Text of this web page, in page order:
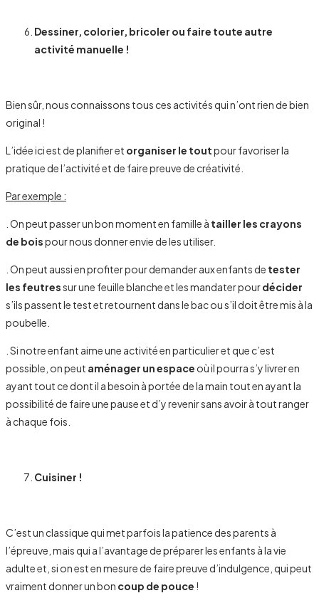
Dessiner, colorier, bricoler ou faire toute autre
activité manuelle !
Bien sûr, nous connaissons tous ces activités qui n’ont rien de bien
original !
L’idée ici est de planifier et organiser le toutpour favoriser la
pratique de l’activité et de faire preuve de créativité.
Par exemple :
. On peut passer un bon moment en famille à tailler les crayons
de boispour nous donner envie de les utiliser.
. On peut aussi en profiter pour demander aux enfants de tester
les feutressur une feuille blanche et les mandater pourdécider
s’ils passent le test et retournent dans le bac ou s’il doit être mis à la
poubelle.
. Si notre enfant aime une activité en particulier et que c’est
possible, on peut aménager un espace où il pourra s’y livrer en
ayant tout ce dont il a besoin à portée de la main tout en ayant la
possibilité de faire une pause et d’y revenir sans avoir à tout ranger
à chaque fois.
Cuisiner !
C’est un classique qui met parfois la patience des parents à
l’épreuve, mais qui a l’avantage de préparer les enfants à la vie
adulte et, si on est en mesure de faire preuve d’indulgence, qui peut
vraiment donner un bon coup de pouce !